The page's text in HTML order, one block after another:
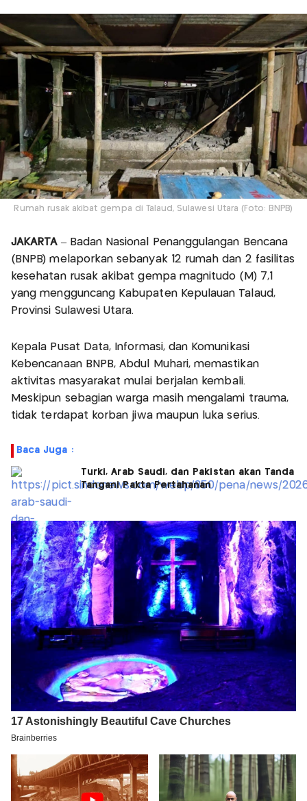
Rumah rusak akibat gempa di Talaud, Sulawesi Utara (Foto: BNPB)
JAKARTA– Badan Nasional Penanggulangan Bencana
(BNPB) melaporkan sebanyak 12 rumah dan 2 fasilitas
kesehatan rusak akibat gempa magnitudo (M) 7,1
yang mengguncang Kabupaten Kepulauan Talaud,
Provinsi Sulawesi Utara.
Kepala Pusat Data, Informasi, dan Komunikasi
Kebencanaan BNPB, Abdul Muhari, memastikan
aktivitas masyarakat mulai berjalan kembali.
Meskipun sebagian warga masih mengalami trauma,
tidak terdapat korban jiwa maupun luka serius.
Baca Juga :
Turki, Arab Saudi, dan Pakistan akan Tanda
Tangani Pakta Pertahanan